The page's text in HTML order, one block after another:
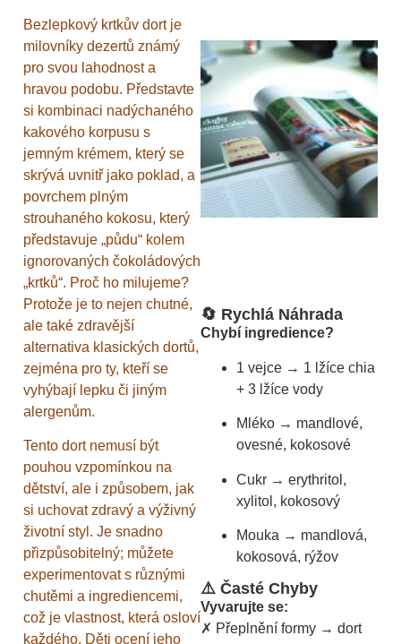
Bezlepkový krtkův dort je
milovníky dezertů známý
pro svou lahodnost a
hravou podobu. Představte
si kombinaci nadýchaného
kakového korpusu s
jemným krémem, který se
skrývá uvnitř jako poklad, a
povrchem plným
strouhaného kokosu, který
představuje „půdu“ kolem
ignorovaných čokoládových
„krtků“. Proč ho milujeme?
Protože je to nejen chutné,
ale také zdravější
alternativa klasických dortů,
zejména pro ty, kteří se
vyhýbají lepku či jiným
alergenům.
Tento dort nemusí být
pouhou vzpomínkou na
dětství, ale i způsobem, jak
si uchovat zdravý a výživný
životní styl. Je snadno
přizpůsobitelný; můžete
experimentovat s různými
chutěmi a ingrediencemi,
což je vlastnost, která osloví
každého. Děti ocení jeho
🔄 Rychlá Náhrada
Chybí ingredience?
1 vejce → 1 lžíce chia
+ 3 lžíce vody
Mléko → mandlové,
ovesné, kokosové
Cukr → erythritol,
xylitol, kokosový
Mouka → mandlová,
kokosová, rýžov
⚠️ Časté Chyby
Vyvarujte se:
✗ Přeplnění formy → dort